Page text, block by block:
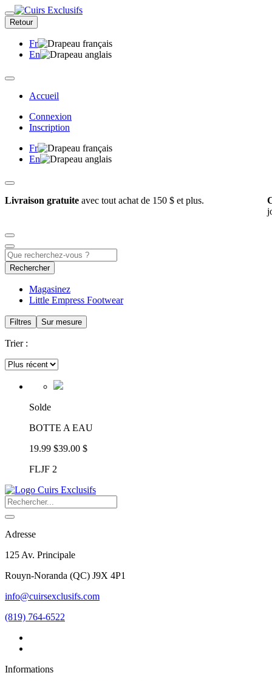
Retour
Fr
En
Accueil
Connexion
Inscription
Fr
En
Livraison gratuite avec tout achat de 150 $ et plus.
Rechercher
Magasinez
Little Empress Footwear
Filtres Sur mesure
Trier :
Solde
BOTTE A EAU
19.99 $39.00 $
FLJF 2
Adresse
125 Av. Principale
Rouyn-Noranda (QC) J9X 4P1
info@cuirsexclusifs.com
(819) 764-6522
Informations